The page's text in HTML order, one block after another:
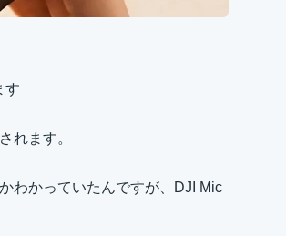
す
れます。
わかっていたんですが、DJI Mic